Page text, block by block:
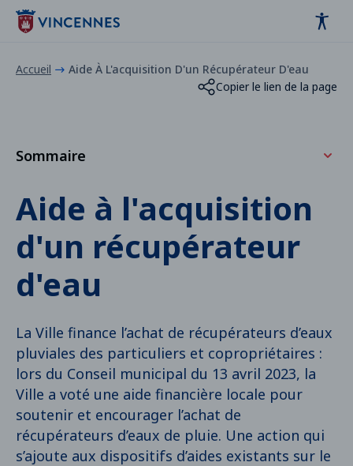
contenu
Accueil
Aide À L'acquisition D'un Récupérateur D'eau
Copier le lien de la page
Sommaire
Qui est concerné ?
Quel récupérateur pour vous ?
Aide à l'acquisition
d'un récupérateur
d'eau
La Ville finance l’achat de récupérateurs d’eaux
pluviales des particuliers et copropriétaires :
lors du Conseil municipal du 13 avril 2023, la
Ville a voté une aide financière locale pour
soutenir et encourager l’achat de
récupérateurs d’eaux de pluie. Une action qui
s’ajoute aux dispositifs d’aides existants sur le
Panneau de gestion des cookies